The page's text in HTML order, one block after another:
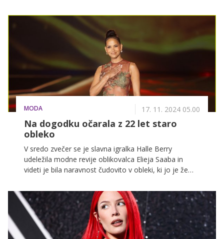
MODA 17. 11. 2024 05.00
Na dogodku očarala z 22 let staro
obleko
V sredo zvečer se je slavna igralka Halle Berry
udeležila modne revije oblikovalca Elieja Saaba in
videti je bila naravnost čudovito v obleki, ki jo je že